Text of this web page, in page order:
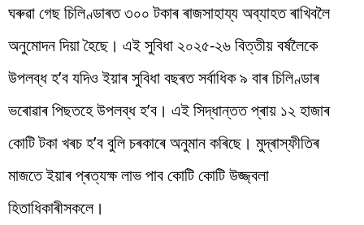
ঘৰুৱা গেছ চিলিণ্ডাৰত ৩০০ টকাৰ ৰাজসাহায্য অব্যাহত ৰাখিবলৈ
অনুমোদন দিয়া হৈছে। এই সুবিধা ২০২৫-২৬ বিত্তীয় বৰ্ষলৈকে
উপলব্ধ হ’ব যদিও ইয়াৰ সুবিধা বছৰত সৰ্বাধিক ৯ বাৰ চিলিণ্ডাৰ
ভৰোৱাৰ পিছতহে উপলব্ধ হ’ব। এই সিদ্ধান্তত প্ৰায় ১২ হাজাৰ
কোটি টকা খৰচ হ’ব বুলি চৰকাৰে অনুমান কৰিছে। মুদ্ৰাস্ফীতিৰ
মাজতে ইয়াৰ প্ৰত্যক্ষ লাভ পাব কোটি কোটি উজ্জ্বলা
হিতাধিকাৰীসকলে।